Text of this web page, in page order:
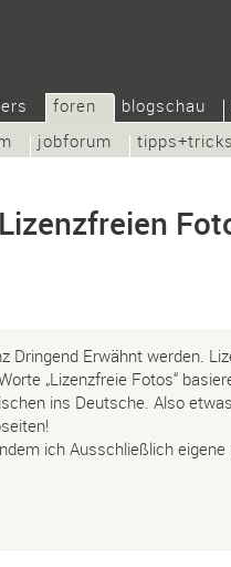
foren
jobforum tipps+tricks
blogschau
Dringend Erwähnt werden.
„Lizenzfreie Fotos“
ins Deutsche. Also
ich Ausschließlich